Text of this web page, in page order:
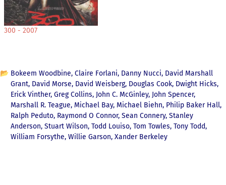
300 - 2007
📂 Bokeem Woodbine Claire Forlani Danny Nucci David Marshall
Grant David Morse David Weisberg Douglas Cook Dwight Hicks
Erick Vinther Greg Collins John C. McGinley John Spencer
Marshall R. Teague Michael Bay Michael Biehn Philip Baker Hall
Ralph Peduto Raymond O Connor Sean Connery Stanley
Anderson Stuart Wilson Todd Louiso Tom Towles Tony Todd
William Forsythe Willie Garson Xander Berkeley